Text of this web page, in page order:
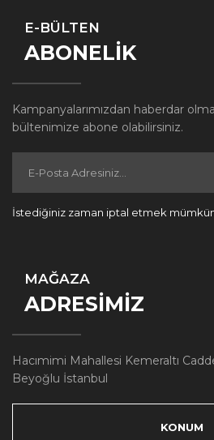
E-BÜLTEN
ABONELİK
Kampanyalarımızdan haberdar
bültenimize abone olabilirsiniz.
İstediğiniz zaman iptal etmek
MAĞAZA
ADRESİMİZ
Hacımimi Mahallesi Kemeraltı
Beyoğlu İstanbul
KONUM